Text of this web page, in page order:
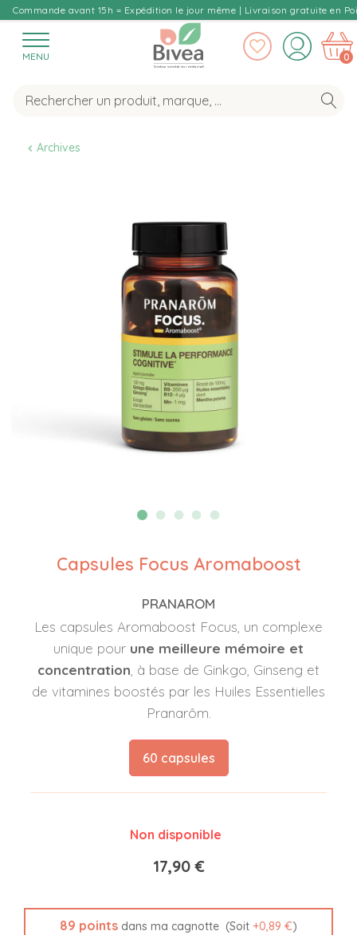
Commande avant 15h = Expédition le jour même | Livraison gratuite en
MENU 0
Archives
Capsules Focus Aromaboost
PRANAROM
Les capsules Aromaboost Focus, un complexe
unique pour une meilleure mémoire et
concentration, à base de Ginkgo, Ginseng et
de vitamines boostés par les Huiles Essentielles
Pranarôm.
60 capsules
Non disponible
17,90 €
89 points dans ma cagnotte (Soit +0,89 €)